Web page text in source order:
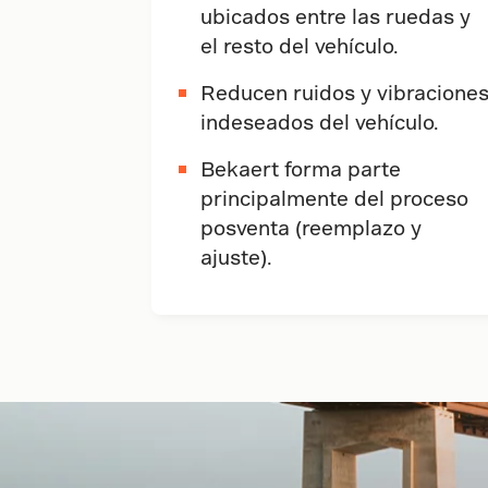
ubicados entre las ruedas y
el resto del vehículo.
Reducen ruidos y vibraciones
indeseados del vehículo.
Bekaert forma parte
principalmente del proceso
posventa (reemplazo y
ajuste).